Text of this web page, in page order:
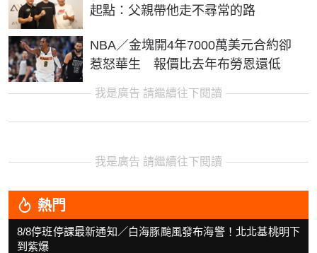
起點：父親帶他走不尋常的路
NBA／金塊開4年7000萬美元合約卻
惹怒華生 報價比去年布勞恩還低
我是廣告 請繼續往下閱讀
我是廣告 請繼續往下閱讀
熱門
8/8停班停課最新通知／白海豚颱風發布海警！北北基桃明下
到紫爆